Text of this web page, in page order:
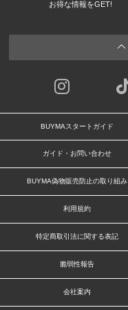
お得な情報をGET!
BUYMAスタートガイド
ガイド・お問い合わせ
BUYMA偽物販売防止の取り組み
利用規約
特定商取引法に関する表記
脆弱性報告
会社案内